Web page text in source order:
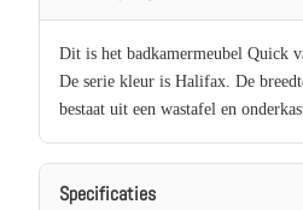
Dit is het badkamermeubel Quick
De serie kleur is Halifax. De
bestaat uit een wastafel en
Specificaties